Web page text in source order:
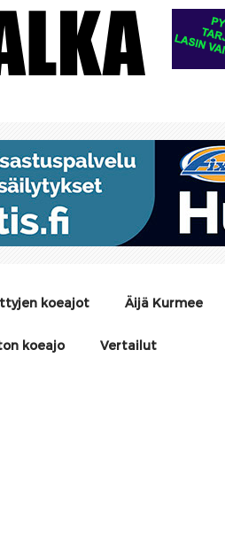
koeajot Äijä Kurmee
koeajo Vertailut